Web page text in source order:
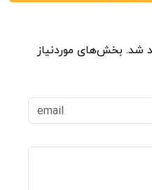
شد. بخش‌های موردنیاز